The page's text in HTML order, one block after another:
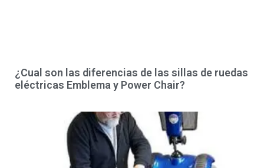
¿Cual son las diferencias de las sillas de ruedas
eléctricas Emblema y Power Chair?